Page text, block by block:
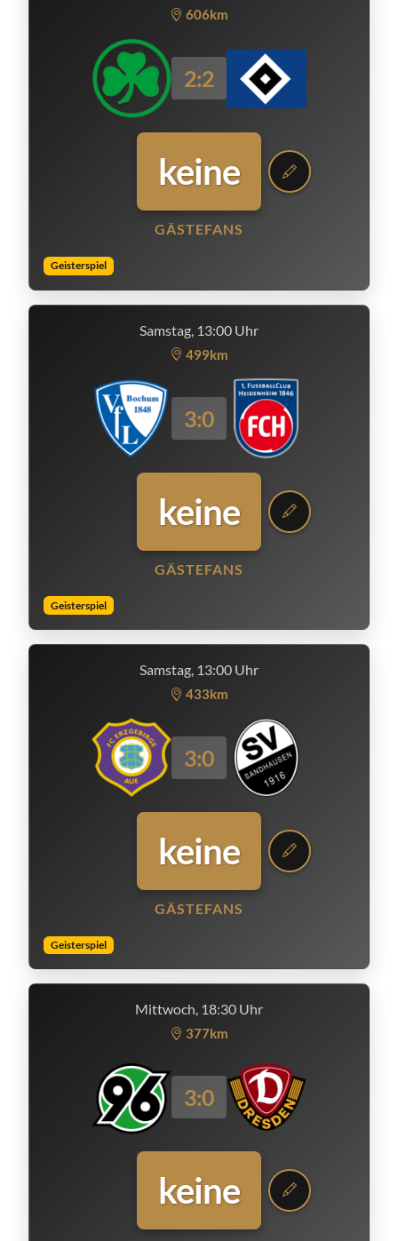
606km
2:2
keine
GÄSTEFANS
Geisterspiel
Samstag, 13:00 Uhr
499km
3:0
keine
GÄSTEFANS
Geisterspiel
Samstag, 13:00 Uhr
433km
3:0
keine
GÄSTEFANS
Geisterspiel
Mittwoch, 18:30 Uhr
377km
3:0
keine